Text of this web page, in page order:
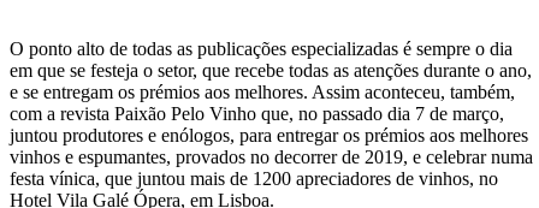
O ponto alto de todas as publicações especializadas é sempre o dia
em que se festeja o setor, que recebe todas as atenções durante o ano,
e se entregam os prémios aos melhores. Assim aconteceu, também,
com a revista Paixão Pelo Vinho que, no passado dia 7 de março,
juntou produtores e enólogos, para entregar os prémios aos melhores
vinhos e espumantes, provados no decorrer de 2019, e celebrar numa
festa vínica, que juntou mais de 1200 apreciadores de vinhos, no
Hotel Vila Galé Ópera, em Lisboa.